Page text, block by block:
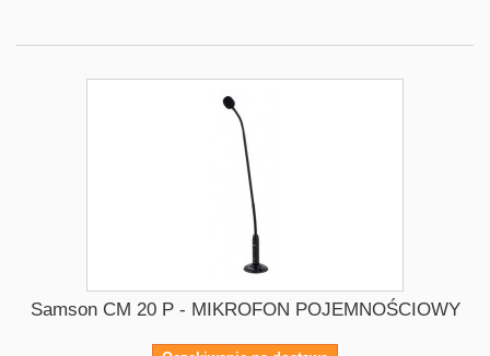
Samson CM 20 P - MIKROFON POJEMNOŚCIOWY